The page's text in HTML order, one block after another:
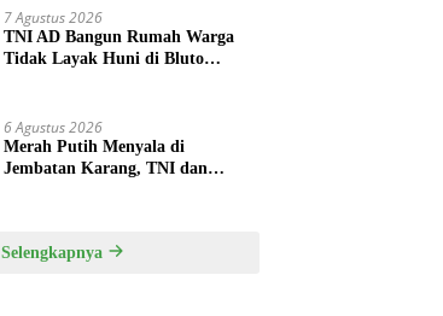
7 Agustus 2026
TNI AD Bangun Rumah Warga
Tidak Layak Huni di Bluto
6 Agustus 2026
Merah Putih Menyala di
Jembatan Karang, TNI dan
Selengkapnya